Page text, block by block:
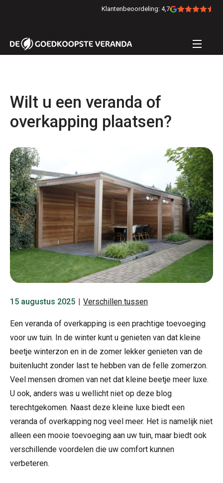
Klantenbeoordeling: 4,7
Wilt u een veranda of
overkapping plaatsen?
15 augustus 2025 | Verschillen tussen
Een veranda of overkapping is een prachtige toevoeging
voor uw tuin. In de winter kunt u genieten van dat kleine
beetje winterzon en in de zomer lekker genieten van de
buitenlucht zonder last te hebben van de felle zomerzon.
Veel mensen dromen van net dat kleine beetje meer luxe.
U ook, anders was u wellicht niet op deze blog
terechtgekomen. Naast deze kleine luxe biedt een
veranda of overkapping nog veel meer. Het is namelijk niet
alleen een mooie toevoeging aan uw tuin, maar biedt ook
verschillende voordelen die uw comfort kunnen
verbeteren.